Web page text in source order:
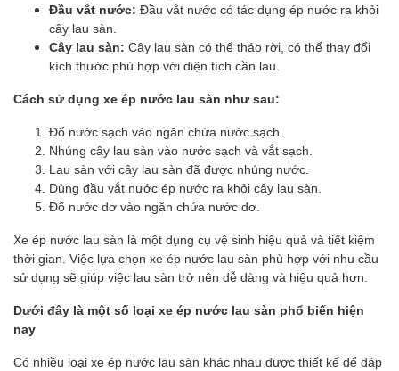
Đầu vắt nước: Đầu vắt nước có tác dụng ép nước ra khỏi
cây lau sàn.
Cây lau sàn: Cây lau sàn có thể tháo rời, có thể thay đổi
kích thước phù hợp với diện tích cần lau.
Cách sử dụng xe ép nước lau sàn như sau:
Đổ nước sạch vào ngăn chứa nước sạch.
Nhúng cây lau sàn vào nước sạch và vắt sạch.
Lau sàn với cây lau sàn đã được nhúng nước.
Dùng đầu vắt nước ép nước ra khỏi cây lau sàn.
Đổ nước dơ vào ngăn chứa nước dơ.
Xe ép nước lau sàn là một dụng cụ vệ sinh hiệu quả và tiết kiệm
thời gian. Việc lựa chọn xe ép nước lau sàn phù hợp với nhu cầu
sử dụng sẽ giúp việc lau sàn trở nên dễ dàng và hiệu quả hơn.
Dưới đây là một số loại xe ép nước lau sàn phổ biến hiện
nay
Có nhiều loại xe ép nước lau sàn khác nhau được thiết kế để đáp